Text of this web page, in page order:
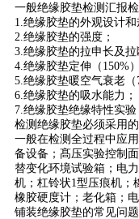
一般绝缘胶垫检测汇报
1.绝缘胶垫的外观设计和
2.绝缘胶垫的强度；
3.绝缘胶垫的拉申长及拉
4.绝缘胶垫定伸（150%
5.绝缘胶垫暖空气衰老（
6.绝缘胶垫的吸水能力；
7.绝缘胶垫绝缘特性实
检测绝缘胶垫必须采用
一般在检测全过程中应
备设备；髙压实验控制
替变化环境试验箱；电
机；杠铃状1型压痕机；
橡胶硬度计；老化箱；
铺装绝缘胶垫的常见问题